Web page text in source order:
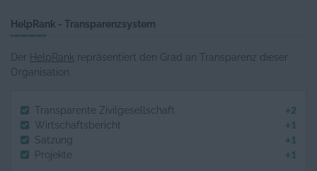
HelpRank - Transparenzsystem
Der HelpRank repräsentiert den Grad an Transparenz dieser
Organisation.
Transparente Zivilgesellschaft +2
Wirtschaftsbericht +1
Satzung +1
Projekte +1